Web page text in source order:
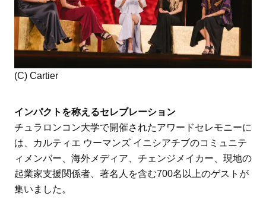
(C) Cartier
インパクトを称えるセレブレーション
チュラロンコン大学で開催されたアワードセレモニーに
は、カルティエ ウーマンズ イニシアチブのコミュニテ
ィメンバー、海外メディア、チェンジメイカー、現地の
起業家支援関係者、著名人を含む700名以上のゲストが
集いました。